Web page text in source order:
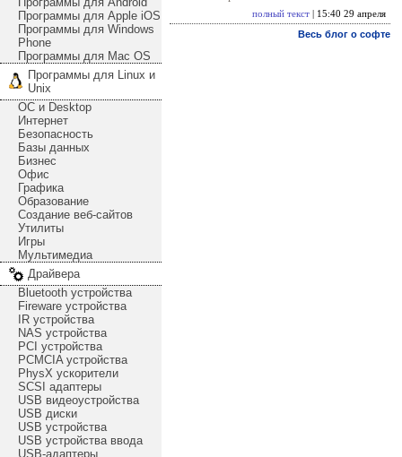
Программы для Apple iOS
Программы для Windows
Phone
Программы для Mac OS
Программы для Linux и
Unix
ОС и Desktop
Интернет
Безопасность
Базы данных
Бизнес
Офис
Графика
Образование
Создание веб-сайтов
Утилиты
Игры
Мультимедиа
Драйвера
Bluetooth устройства
Fireware устройства
IR устройства
NAS устройства
PCI устройства
PCMCIA устройства
PhysX ускорители
SCSI адаптеры
USB видеоустройства
USB диски
USB устройства
USB устройства ввода
USB-адаптеры
полный текст | 15:40 29 апреля
Весь блог о софте